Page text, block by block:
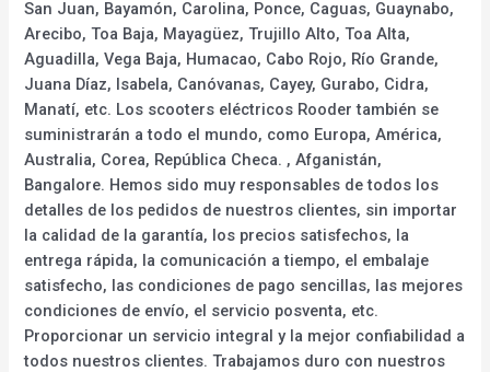
San Juan, Bayamón, Carolina, Ponce, Caguas, Guaynabo,
Arecibo, Toa Baja, Mayagüez, Trujillo Alto, Toa Alta,
Aguadilla, Vega Baja, Humacao, Cabo Rojo, Río Grande,
Juana Díaz, Isabela, Canóvanas, Cayey, Gurabo, Cidra,
Manatí, etc. Los scooters eléctricos Rooder también se
suministrarán a todo el mundo, como Europa, América,
Australia, Corea, República Checa. , Afganistán,
Bangalore. Hemos sido muy responsables de todos los
detalles de los pedidos de nuestros clientes, sin importar
la calidad de la garantía, los precios satisfechos, la
entrega rápida, la comunicación a tiempo, el embalaje
satisfecho, las condiciones de pago sencillas, las mejores
condiciones de envío, el servicio posventa, etc.
Proporcionar un servicio integral y la mejor confiabilidad a
todos nuestros clientes. Trabajamos duro con nuestros